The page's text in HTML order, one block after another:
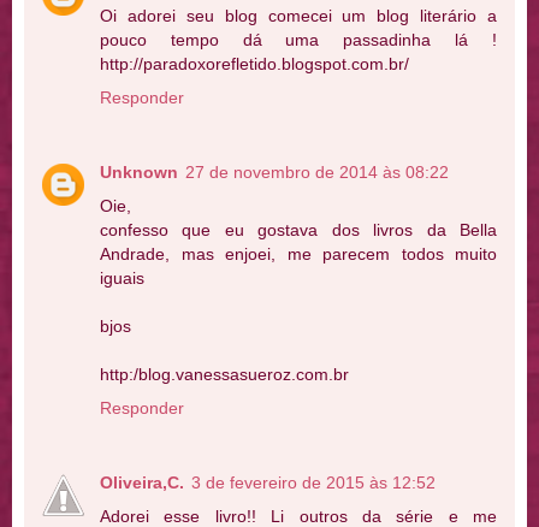
Oi adorei seu blog comecei um blog literário a
pouco tempo dá uma passadinha lá !
http://paradoxorefletido.blogspot.com.br/
Responder
Unknown 27 de novembro de 2014 às 08:22
Oie,
confesso que eu gostava dos livros da Bella
Andrade, mas enjoei, me parecem todos muito
iguais
bjos
http:/blog.vanessasueroz.com.br
Responder
Oliveira,C. 3 de fevereiro de 2015 às 12:52
Adorei esse livro!! Li outros da série e me